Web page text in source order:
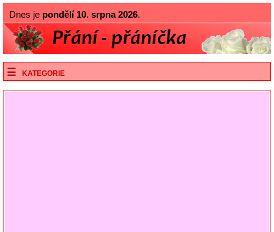
Dnes je pondělí 10. srpna 2026.
KATEGORIE